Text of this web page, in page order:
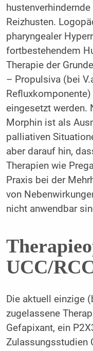
Reizhusten.
pharyngealer
fortbestehendem
Therapie der
– Propulsiva (bei
eingesetzt werden.
Morphin ist als
palliativen
aber darauf hin,
Therapien wie
Praxis bei der
von
nicht anwendbar
UCC/
Die aktuell einzige
zugelassene
Gefapixant, ein
Zulassungsstudien